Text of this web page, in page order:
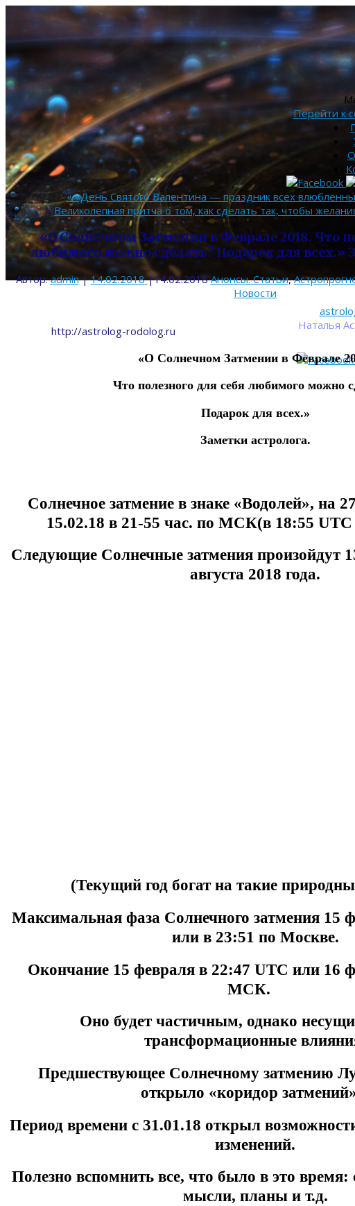
Наталья
Перейти к
««День Святого Валентина — праздник всех
Великолепная притча о том, как сделать так, чтобы
«О Солнечном Затмении в Феврале 2018. Что
любимого можно сделать? Подарок для всех.»
Автор:admin | 14.02.2018 |14.02.2018 Анонсы. Статьи,
Новости
http://astrolog-rodolog.ru
«О Солнечном Затмении в Феврале
Что полезного для себя любимого можно
Подарок для всех.»
Заметки астролога.
Солнечное затмение в знаке «Водолей», на
15.02.18 в 21-55 час. по МСК(в 18:55
Следующие Солнечные затмения произойдут
августа 2018 года.
(Текущий год богат на такие
Максимальная фаза Солнечного затмения 15
или в 23:51 по Москве.
Окончание 15 февраля в 22:47 UTC или 16
МСК.
Оно будет частичным, однако
трансформационные
Предшествующее Солнечному затмению
открыло «коридор
Период времени с 31.01.18 открыл
изменений.
Полезно вспомнить все, что было в это время:
мысли, планы и т.д.